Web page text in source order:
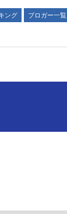
ング ブロガー一覧